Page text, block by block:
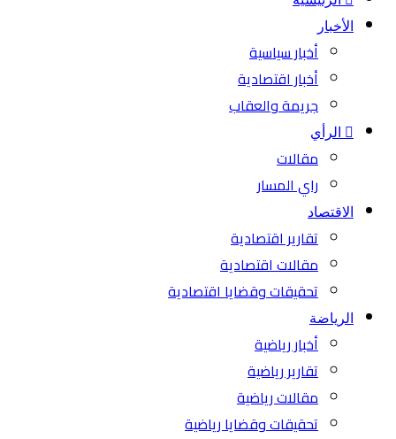
الأخبار
أخبار سياسية
أخبار اقتصادية
جريمة والعقاب
الرأي
مقالات
راي المسار
الاقتصاد
تقارير اقتصادية
مقالات اقتصادية
تحقيقات وقضايا اقتصادية
الرياضة
أخبار رياضية
تقارير رياضية
مقالات رياضية
تحقيقات وقضايا رياضية